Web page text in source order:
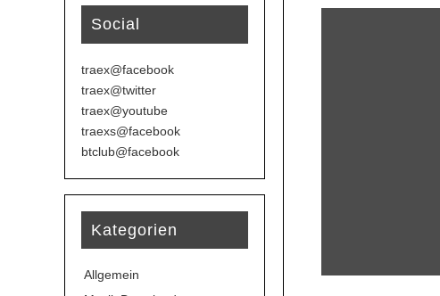
Social
traex@facebook
traex@twitter
traex@youtube
traexs@facebook
btclub@facebook
Kategorien
Allgemein